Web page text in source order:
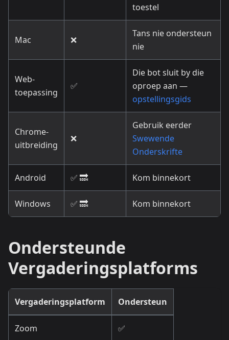
toestel
Mac ❌
Tans nie ondersteun
nie
Web-
toepassing
✅
Die bot sluit by die
oproep aan —
opstellingsgids
Chrome-
uitbreiding
❌
Gebruik eerder
Swewende
Onderskrifte
Android ✅ 🔜 Kom binnekort
Windows ✅ 🔜 Kom binnekort
Ondersteunde
Vergaderingsplatforms
Vergaderingsplatform Ondersteun
Zoom ✅